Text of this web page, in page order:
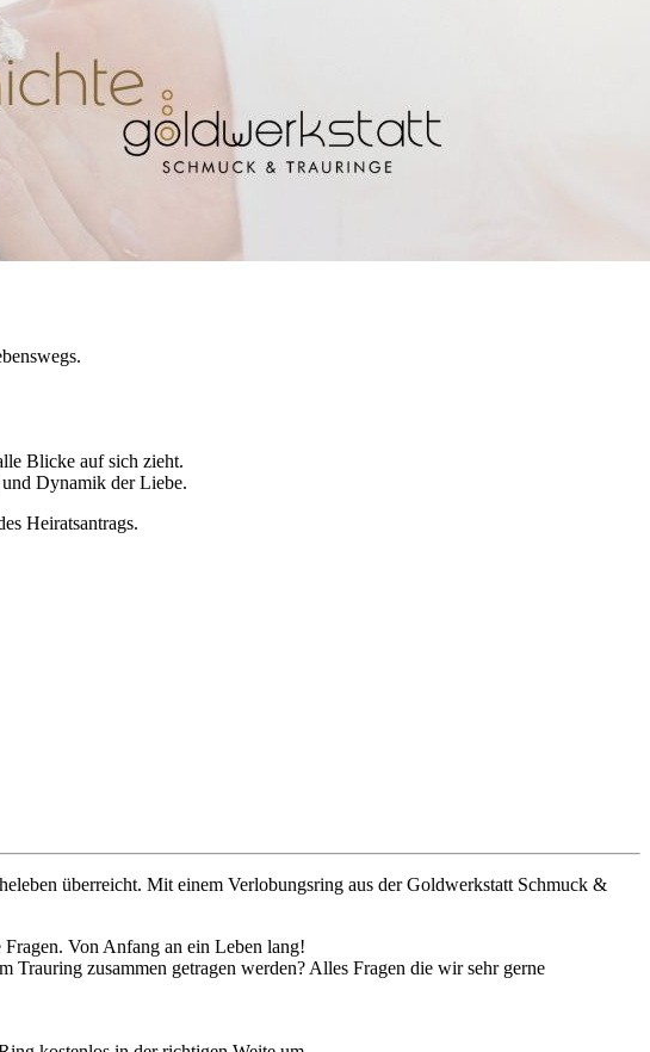
Blicke auf sich zieht.
Dynamik der Liebe.
Heiratsantrags.
überreicht. Mit einem Verlobungsring aus der Goldwerkstatt Schmuck &
Von Anfang an ein Leben lang!
zusammen getragen werden? Alles Fragen die wir sehr gerne